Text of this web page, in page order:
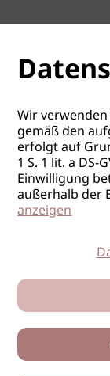
Wir
gemäß den
erfolgt auf
1 S. 1 lit. a DS-
Einwilligung
außerhalb der
anzeigen